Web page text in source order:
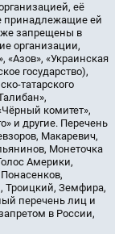
её
принадлежащие ей
же запрещены в
организации,
«Азов», «Украинская
государство),
татарского
комитет»,
и другие. Перечень
Макаревич,
Монеточка
Америки,
Троицкий, Земфира,
перечень лиц и
в России,